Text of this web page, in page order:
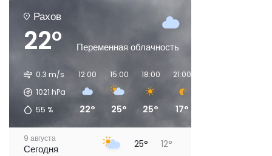
Рахов
22° Переменная облачность
0.3 m/s
1021 hPa
55 %
12:00
22°
15:00
25°
18:00
25°
21:00
17°
9 августа
Сегодня 25° 12°